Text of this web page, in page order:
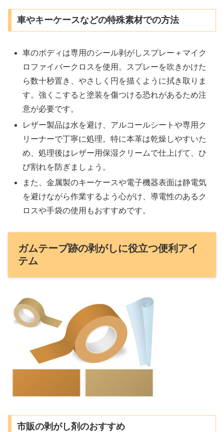
車やキーケースなどの特殊素材での方法
車のボディは専用のシール剥がしスプレー＋マイク
ロファイバークロスを使用。スプレーを吹きかけた
ら数十秒置き、やさしく円を描くように拭き取りま
す。強くこすると塗装を傷つける恐れがあるため注
意が必要です。
レザー製品は水を避け、アルコールシートや専用ク
リーナーで丁寧に処理。特に本革は乾燥しやすいた
め、処理後はレザー用保湿クリームで仕上げて、ひ
び割れを防ぎましょう。
また、金属製のキーケースや電子機器表面は静電気
を避けながら作業するよう心がけ、導電性のあるク
ロスや手袋の使用もおすすめです。
ガムテープ跡の剥がしに役立つ便利アイ
テム
市販の剥がし剤のおすすめ